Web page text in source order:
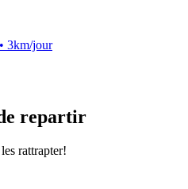
• 3km/jour
repartir
rattrapter!